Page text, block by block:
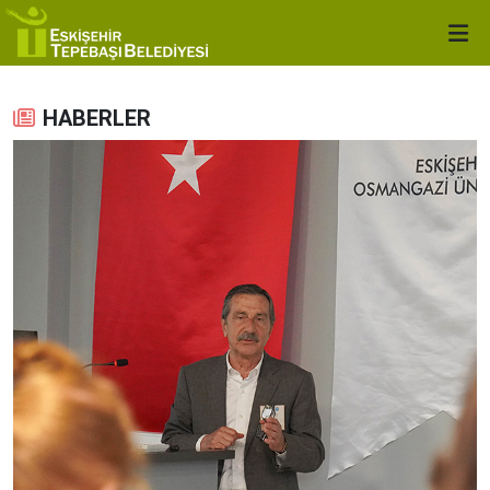
HABERLER